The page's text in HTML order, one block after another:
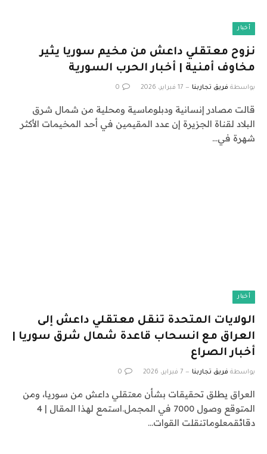
أخبار
نزوح معتقلي داعش من مخيم سوريا يثير
مخاوف أمنية | أخبار الحرب السورية
بواسطة فريق تجاربنا 17 فبراير، 2026 0
قالت مصادر إنسانية ودبلوماسية ومحلية من شمال شرق
البلاد لقناة الجزيرة إن عدد المقيمين في أحد المخيمات الأكثر
شهرة في…
أخبار
الولايات المتحدة تنقل معتقلي داعش إلى
العراق مع انسحاب قاعدة شمال شرق سوريا |
أخبار الصراع
بواسطة فريق تجاربنا 7 فبراير، 2026 0
العراق يطلق تحقيقات بشأن معتقلي داعش من سوريا، ومن
المتوقع وصول 7000 في المجمل.استمع لهذا المقال | 4
دقائقمعلوماتنقلت القوات…